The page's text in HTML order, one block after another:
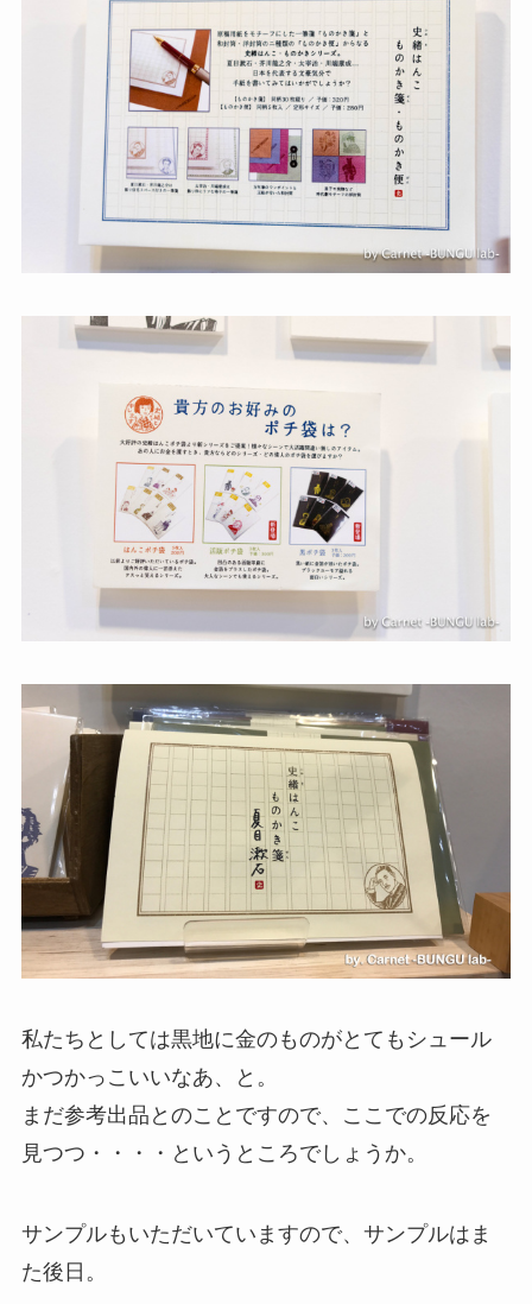
私たちとしては黒地に金のものがとてもシュール
かつかっこいいなあ、と。
まだ参考出品とのことですので、ここでの反応を
見つつ・・・・というところでしょうか。
サンプルもいただいていますので、サンプルはま
た後日。